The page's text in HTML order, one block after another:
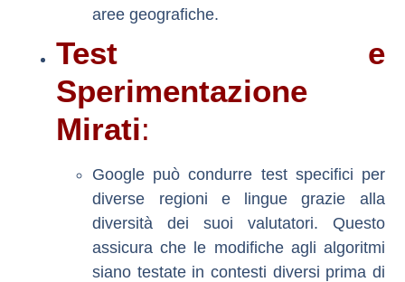
aree geografiche.
Test e
Sperimentazione
Mirati:
Google può condurre test specifici per
diverse regioni e lingue grazie alla
diversità dei suoi valutatori. Questo
assicura che le modifiche agli algoritmi
siano testate in contesti diversi prima di